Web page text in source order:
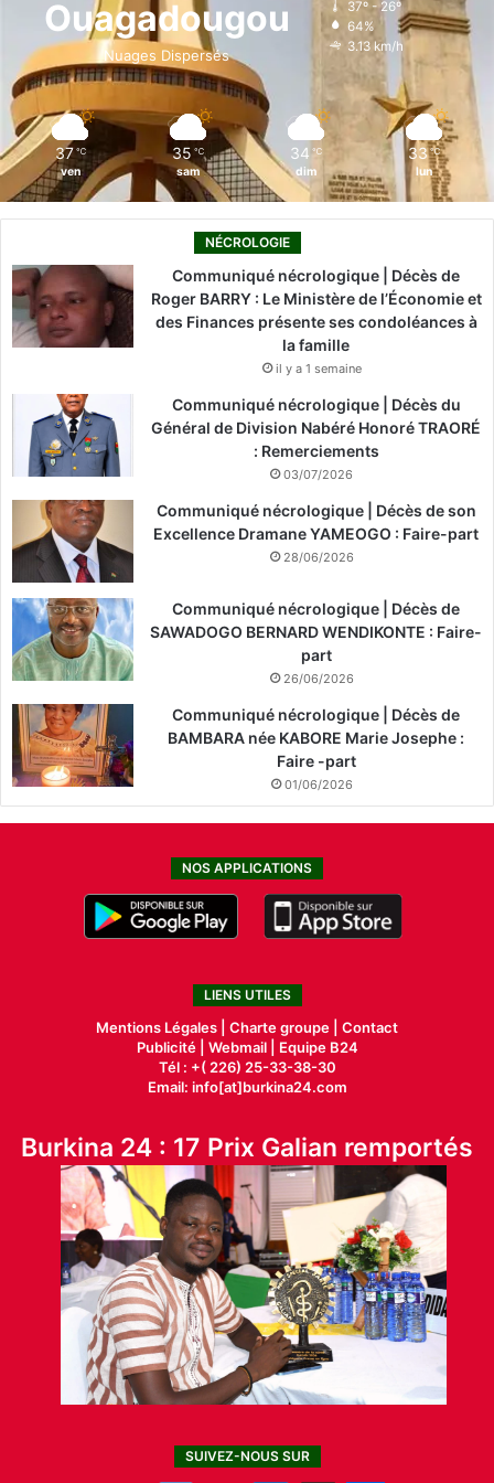
o
k
i
n
r
Ouagadougou
Nuages Dispersés
37º - 26º
64%
3.13 km/h
37 ℃
ven
35 ℃
sam
34 ℃
dim
33 ℃
lun
NÉCROLOGIE
Communiqué nécrologique | Décès de
Roger BARRY : Le Ministère de l’Économie et
des Finances présente ses condoléances à
la famille
il y a 1 semaine
Communiqué nécrologique | Décès du
Général de Division Nabéré Honoré TRAORÉ
: Remerciements
03/07/2026
Communiqué nécrologique | Décès de son
Excellence Dramane YAMEOGO : Faire-part
28/06/2026
Communiqué nécrologique | Décès de
SAWADOGO BERNARD WENDIKONTE : Faire-
part
26/06/2026
Communiqué nécrologique | Décès de
BAMBARA née KABORE Marie Josephe :
Faire -part
01/06/2026
NOS APPLICATIONS
LIENS UTILES
Mentions Légales | Charte groupe | Contact
Publicité| Webmail |
Equipe B24
Tél : +( 226) 25-33-38-30
Email: info[at]burkina24.com
Burkina 24 : 17 Prix Galian remportés
SUIVEZ-NOUS SUR